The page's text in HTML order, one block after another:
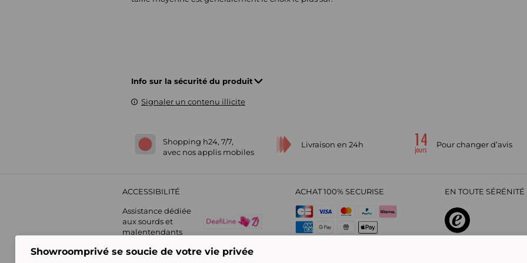
Info sur la sécurité du produit
Signaler un contenu illicite
Shopping h24, 7/7,
avec nos applis mobiles
Livraison en 24h Pour changer d’avis
ACCESSIBILITÉ
Assistance dédiée
aux sourds et
malentendants
ACHAT 100% SECURISE EN TOUTE SÉRÉNITÉ
Showroomprivé se soucie de votre vie privée